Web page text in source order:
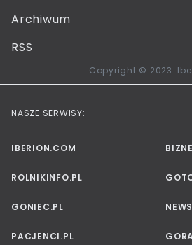
Archiwum
RSS
Copyright © 2023.
NASZE SERWISY:
IBERION.COM
ROLNIKINFO.PL
GONIEC.PL
PACJENCI.PL